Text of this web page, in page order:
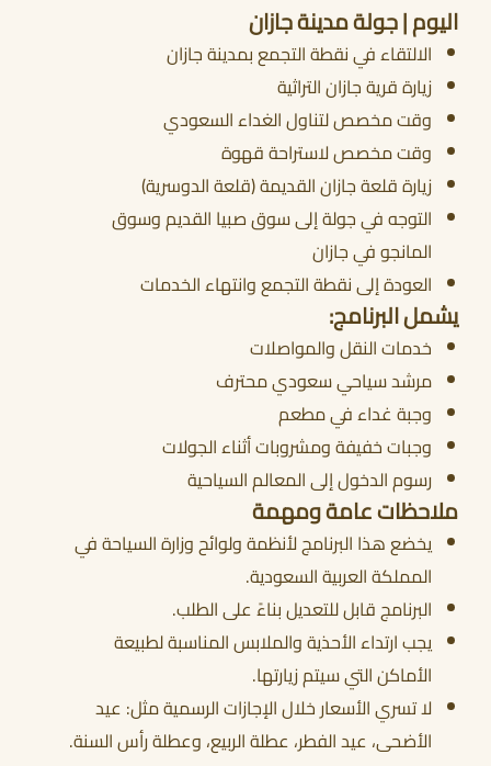
أحجز الان
اليوم | جولة مدينة جازان
الالتقاء في نقطة التجمع بمدينة جازان
زيارة قرية جازان التراثية
وقت مخصص لتناول الغداء السعودي
وقت مخصص لاستراحة قهوة
زيارة قلعة جازان القديمة (قلعة الدوسرية)
التوجه في جولة إلى سوق صبيا القديم وسوق
المانجو في جازان
العودة إلى نقطة التجمع وانتهاء الخدمات
يشمل البرنامج:
خدمات النقل والمواصلات
مرشد سياحي سعودي محترف
وجبة غداء في مطعم
وجبات خفيفة ومشروبات أثناء الجولات
رسوم الدخول إلى المعالم السياحية
ملاحظات عامة ومهمة
يخضع هذا البرنامج لأنظمة ولوائح وزارة السياحة في
المملكة العربية السعودية.
البرنامج قابل للتعديل بناءً على الطلب.
يجب ارتداء الأحذية والملابس المناسبة لطبيعة
الأماكن التي سيتم زيارتها.
لا تسري الأسعار خلال الإجازات الرسمية مثل: عيد
الأضحى، عيد الفطر، عطلة الربيع، وعطلة رأس السنة.